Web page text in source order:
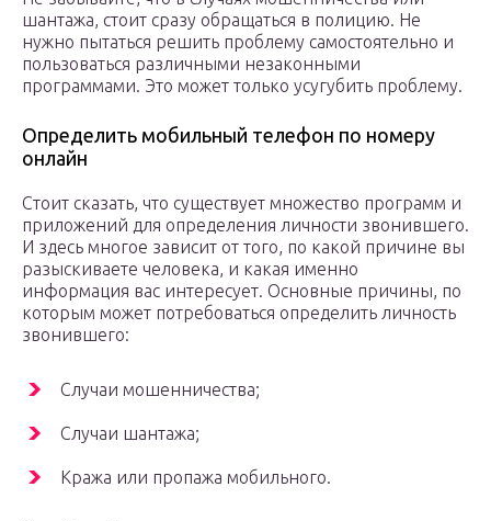
шантажа, стоит сразу обращаться в полицию. Не
нужно пытаться решить проблему самостоятельно и
пользоваться различными незаконными
программами. Это может только усугубить проблему.
Определить мобильный телефон по номеру
онлайн
Стоит сказать, что существует множество программ и
приложений для определения личности звонившего.
И здесь многое зависит от того, по какой причине вы
разыскиваете человека, и какая именно
информация вас интересует. Основные причины, по
которым может потребоваться определить личность
звонившего:
Случаи мошенничества;
Случаи шантажа;
Кража или пропажа мобильного.